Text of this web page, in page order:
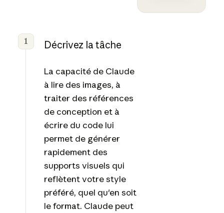
1 Décrivez la tâche
La capacité de Claude
à lire des images, à
traiter des références
de conception et à
écrire du code lui
permet de générer
rapidement des
supports visuels qui
reflètent votre style
préféré, quel qu'en soit
le format. Claude peut